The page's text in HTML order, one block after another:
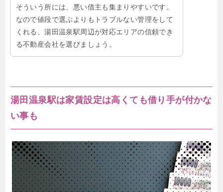
そういう所には、悪い借主も集まりやすいです。
なので値段で選ぶよりもトラブルない管理をして
くれる、湯田温泉駅周辺が対応エリアの信頼でき
る不動産会社を選びましょう。
湯田温泉駅は家賃設定は高くても借り手が付かな
い事も